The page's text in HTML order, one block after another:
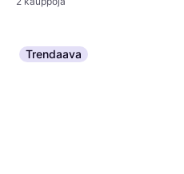
Trendaava